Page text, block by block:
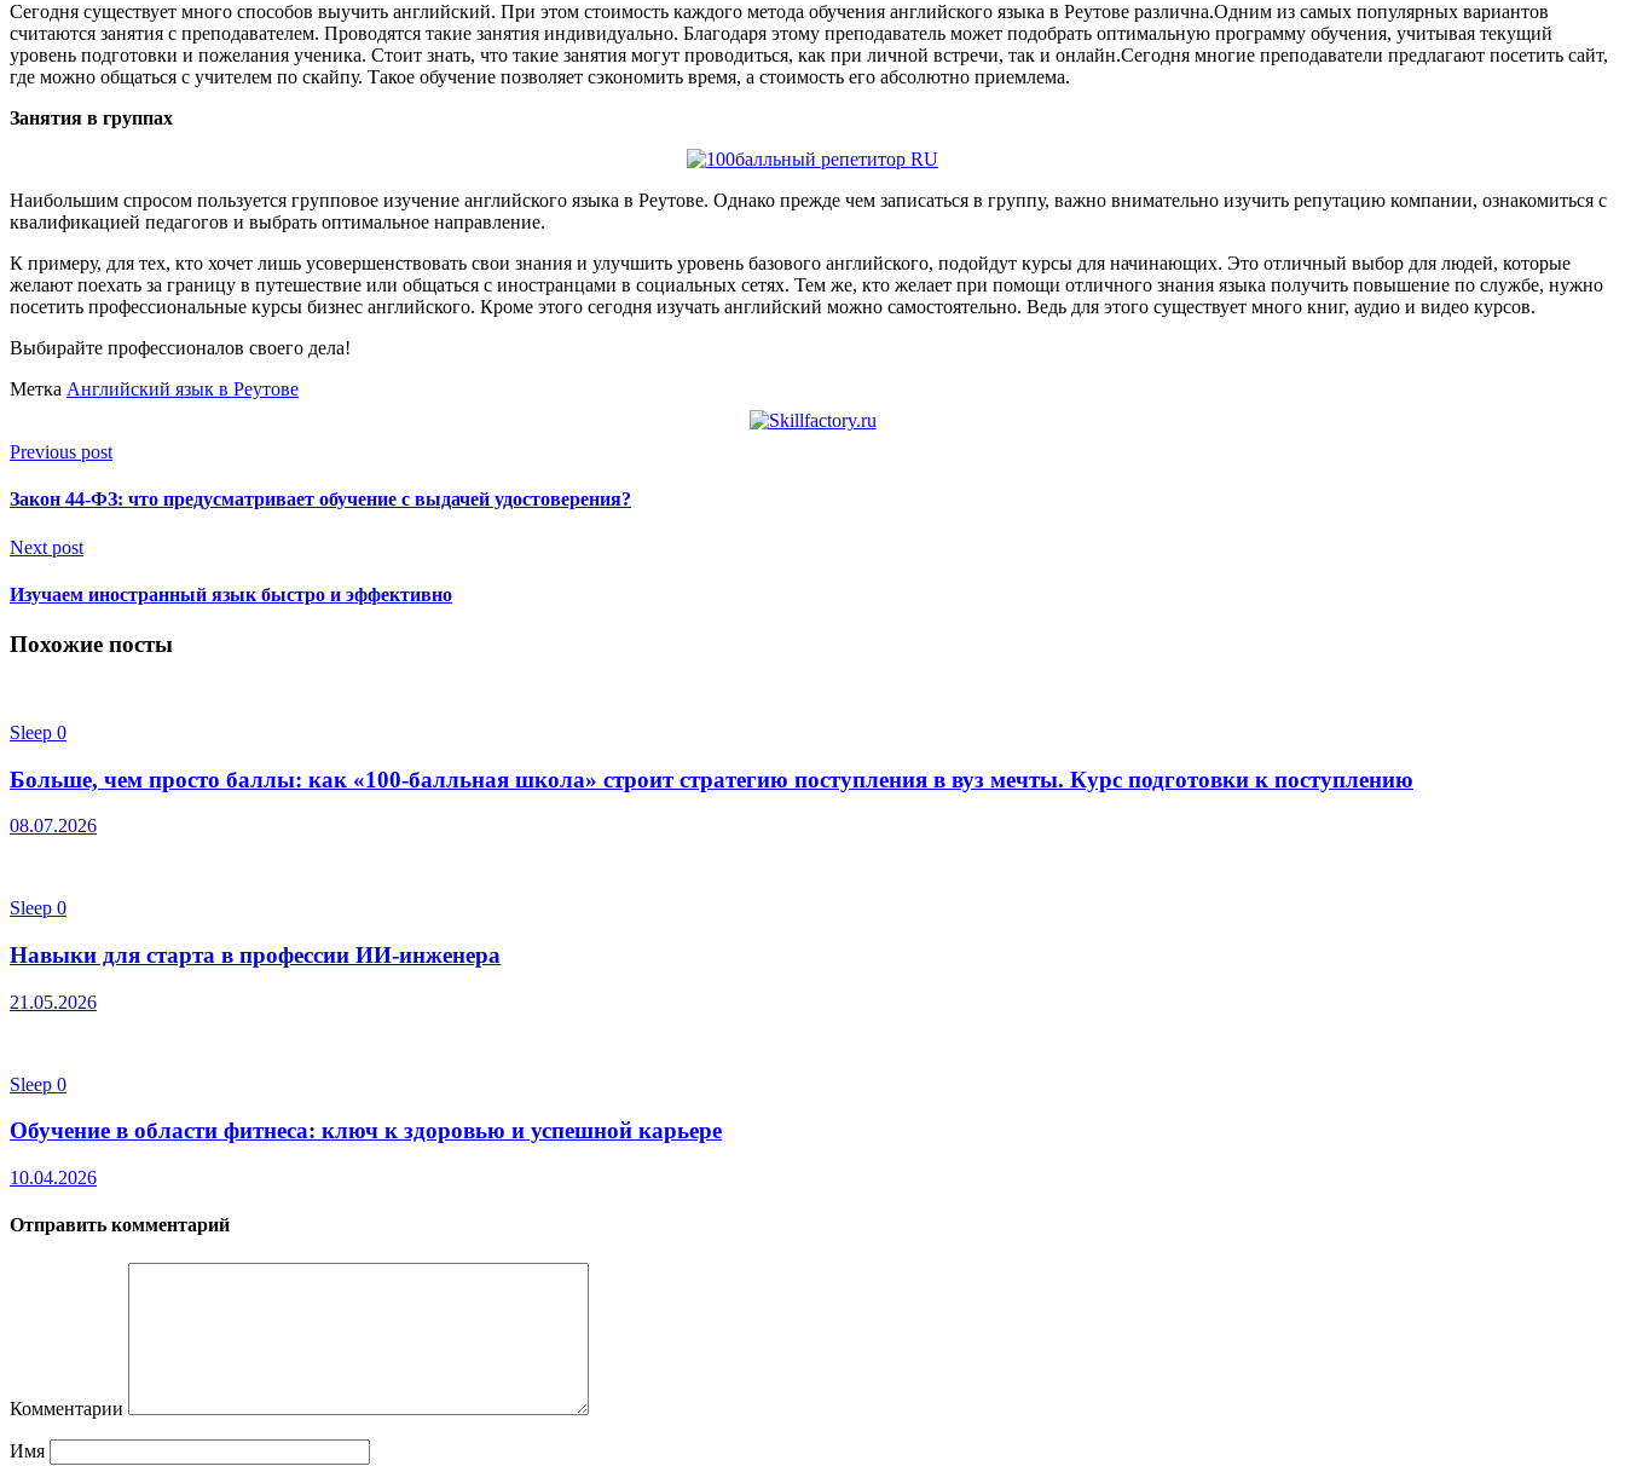
Сегодня существует много способов выучить английский. При этом стоимость каждого метода обучения английского языка в Реутове различна.Одним из самых популярных вариантов
считаются занятия с преподавателем. Проводятся такие занятия индивидуально. Благодаря этому преподаватель может подобрать оптимальную программу обучения, учитывая текущий
уровень подготовки и пожелания ученика. Стоит знать, что такие занятия могут проводиться, как при личной встречи, так и онлайн.Сегодня многие преподаватели предлагают посетить сайт,
где можно общаться с учителем по скайпу. Такое обучение позволяет сэкономить время, а стоимость его абсолютно приемлема.
Занятия в группах
Наибольшим спросом пользуется групповое изучение английского языка в Реутове. Однако прежде чем записаться в группу, важно внимательно изучить репутацию компании, ознакомиться с
квалификацией педагогов и выбрать оптимальное направление.
К примеру, для тех, кто хочет лишь усовершенствовать свои знания и улучшить уровень базового английского, подойдут курсы для начинающих. Это отличный выбор для людей, которые
желают поехать за границу в путешествие или общаться с иностранцами в социальных сетях. Тем же, кто желает при помощи отличного знания языка получить повышение по службе, нужно
посетить профессиональные курсы бизнес английского. Кроме этого сегодня изучать английский можно самостоятельно. Ведь для этого существует много книг, аудио и видео курсов.
Выбирайте профессионалов своего дела!
Метка Английский язык в Реутове
Previous post
Закон 44-ФЗ: что предусматривает обучение с выдачей удостоверения?
Next post
Изучаем иностранный язык быстро и эффективно
Похожие посты
Sleep 0
Больше, чем просто баллы: как «100-балльная школа» строит стратегию поступления в вуз мечты. Курс подготовки к поступлению
08.07.2026
Sleep 0
Навыки для старта в профессии ИИ-инженера
21.05.2026
Sleep 0
Обучение в области фитнеса: ключ к здоровью и успешной карьере
10.04.2026
Отправить комментарий
Комментарии
Имя